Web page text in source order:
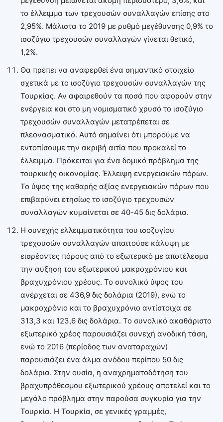
το έλλειμμα των τρεχουσών συναλλαγών επίσης στο
2,95%. Μάλιστα το 2019 με ρυθμό μεγέθυνσης 0,9% το
ισοζύγιο τρεχουσών συναλλαγών γίνεται θετικό,
1,2%.
Θα πρέπει να αναφερθεί ένα σημαντικό στοιχείο
σχετικά με το ισοζύγιο τρεχουσών συναλλαγών της
Τουρκίας. Αν αφαιρεθούν τα ποσά που αφορούν στην
ενέργεια και στο μη νομισματικό χρυσό το ισοζύγιο
τρεχουσών συναλλαγών μετατρέπεται σε
πλεονασματικό. Αυτό σημαίνει ότι μπορούμε να
εντοπίσουμε την ακριβή αιτία που προκαλεί το
έλλειμμα. Πρόκειται για ένα δομικό πρόβλημα της
τουρκικής οικονομίας. Έλλειψη ενεργειακών πόρων.
Το ύψος της καθαρής αξίας ενεργειακών πόρων που
επιβαρύνει ετησίως το ισοζύγιο τρεχουσών
συναλλαγών κυμαίνεται σε 40-45 δις δολάρια.
Η συνεχής ελλειμματικότητα του ισοζυγίου
τρεχουσών συναλλαγών απαιτούσε κάλυψη με
εισρέοντες πόρους από το εξωτερικό με αποτέλεσμα
την αύξηση του εξωτερικού μακροχρόνιου και
βραχυχρόνιου χρέους. Το συνολικό ύψος του
ανέρχεται σε 436,9 δις δολάρια (2019), ενώ το
μακροχρόνιο και το βραχυχρόνιο αντίστοιχα σε
313,3 και 123,6 δις δολάρια. Το συνολικό ακαθάριστο
εξωτερικό χρέος παρουσιάζει συνεχή ανοδική τάση,
ενώ το 2016 (περίοδος των αναταραχών)
παρουσιάζει ένα άλμα ανόδου περίπου 50 δις
δολάρια. Στην ουσία, η αναχρηματοδότηση του
βραχυπρόθεσμου εξωτερικού χρέους αποτελεί και το
μεγάλο πρόβλημα στην παρούσα συγκυρία για την
Τουρκία. Η Τουρκία, σε γενικές γραμμές,